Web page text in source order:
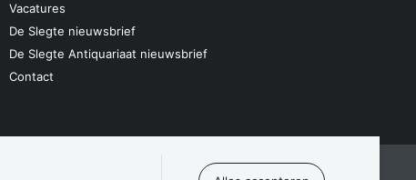
Vacatures
De Slegte nieuwsbrief
De Slegte Antiquariaat nieuwsbrief
Contact
Contact